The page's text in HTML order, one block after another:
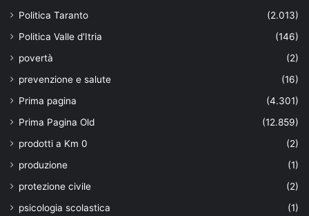
Politica Taranto
(2.013)
Politica Valle d'Itria
(146)
povertà
(2)
prevenzione e salute
(16)
Prima pagina
(4.301)
Prima Pagina Old
(12.859)
prodotti a Km 0
(2)
produzione
(1)
protezione civile
(2)
psicologia scolastica
(1)